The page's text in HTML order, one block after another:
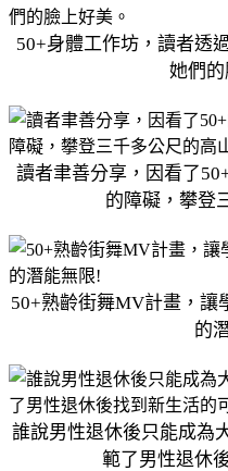
50+身體工作坊，讀者透
她們的
讀者聿善分享，因看了
的障礙，攀登
50+熟齡街舞MV計畫，讓
的
誰說男性退休後只能成為
範了男性退休